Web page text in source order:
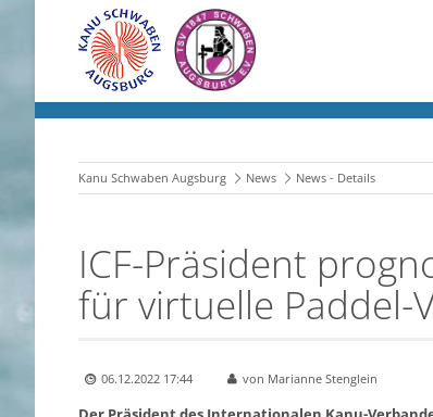
Kanu Schwaben Augsburg News News - Details
ICF-Präsident
für virtuelle Paddel-
06.12.2022 17:44 von Marianne Stenglein